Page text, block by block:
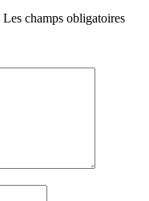
Les champs obligatoires